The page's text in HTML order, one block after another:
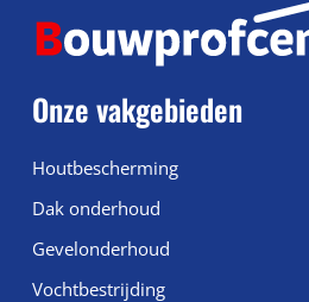
Onze vakgebieden
Houtbescherming
Dak onderhoud
Gevelonderhoud
Vochtbestrijding